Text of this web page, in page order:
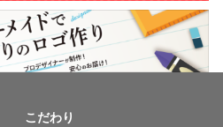
こだわり